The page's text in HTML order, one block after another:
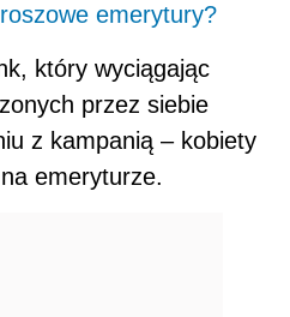
emerytury?
który wyciągając
przez siebie
z kampanią – kobiety
emeryturze.